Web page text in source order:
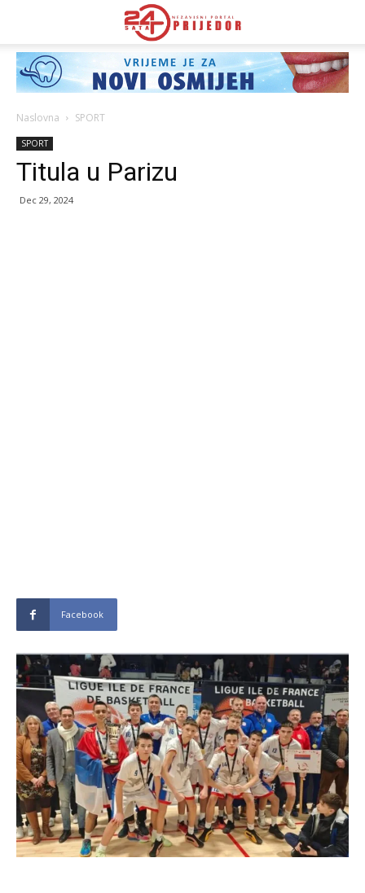
Naslovna SPORT
SPORT
Titula u Parizu
Dec 29, 2024
Facebook